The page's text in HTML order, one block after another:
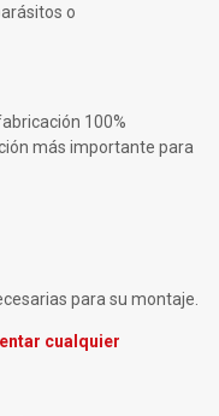
o
100%
más importante para
para su montaje.
cualquier